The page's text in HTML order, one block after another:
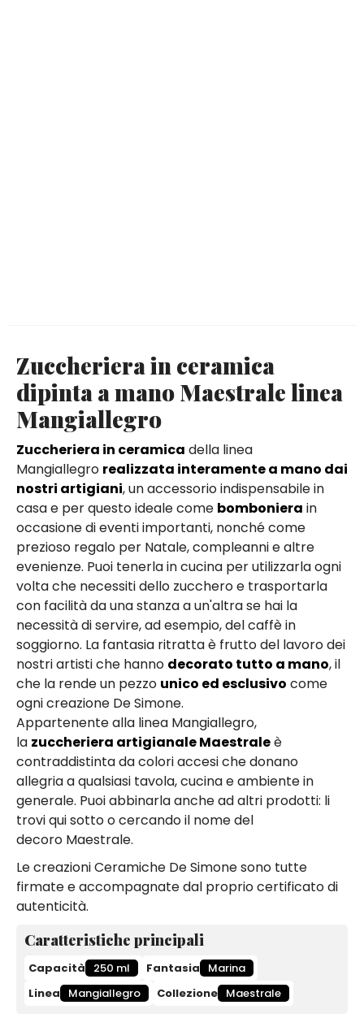
Zuccheriera in ceramica
dipinta a mano Maestrale linea
Mangiallegro
Zuccheriera in ceramica della linea
Mangiallegro realizzata interamente a mano dai
nostri artigiani, un accessorio indispensabile in
casa e per questo ideale come bomboniera in
occasione di eventi importanti, nonché come
prezioso regalo per Natale, compleanni e altre
evenienze. Puoi tenerla in cucina per utilizzarla ogni
volta che necessiti dello zucchero e trasportarla
con facilità da una stanza a un'altra se hai la
necessità di servire, ad esempio, del caffè in
soggiorno. La fantasia ritratta è frutto del lavoro dei
nostri artisti che hanno decorato tutto a mano, il
che la rende un pezzo unico ed esclusivo come
ogni creazione De Simone.
Appartenente alla linea Mangiallegro,
la zuccheriera artigianale Maestraleè
contraddistinta da colori accesi che donano
allegria a qualsiasi tavola, cucina e ambiente in
generale. Puoi abbinarla anche ad altri prodotti: li
trovi qui sotto o cercando il nome del
decoro Maestrale.
Le creazioni Ceramiche De Simone sono tutte
firmate e accompagnate dal proprio certificato di
autenticità.
Caratteristiche principali
Capacità 250 ml Fantasia
Marina
Linea
Mangiallegro Collezione Maestrale